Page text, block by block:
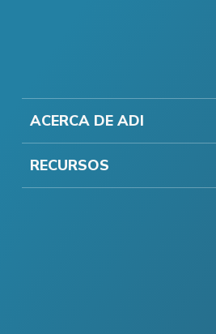
ACERCA DE ADI
RECURSOS